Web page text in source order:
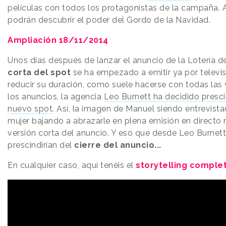
películas con todos los protagonistas de la campaña.
podrán descubrir el poder del Gordo de la Navidad.
Ampliación 18/11/2014
Unos días después de lanzar el anuncio de la Lotería
corta del spot se ha empezado a emitir ya por
reducir su duración, como suele hacerse con todas las
los anuncios, la agencia Leo Burnett ha decidido
nuevo spot. Así, la imagen de Manuel siendo
mujer bajando a abrazarle en plena emisión en directo
versión corta del anuncio. Y eso que desde Leo
prescindirían del cierre del anuncio...
En cualquier caso, aquí tenéis el storytelling